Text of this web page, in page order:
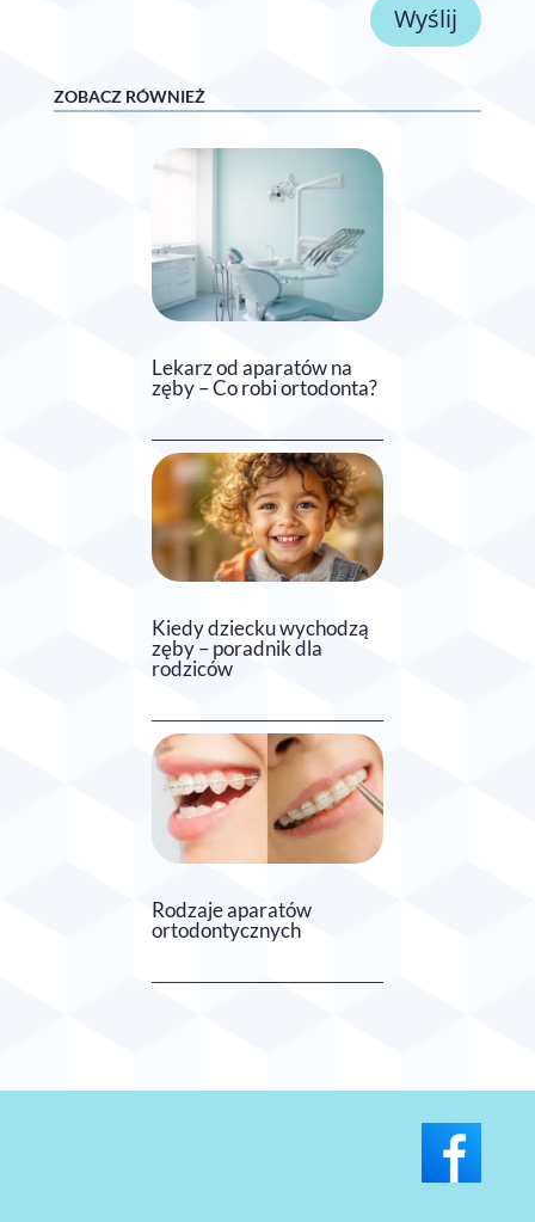
Wyślij
ZOBACZ RÓWNIEŻ
Lekarz od aparatów na
zęby – Co robi ortodonta?
Kiedy dziecku wychodzą
zęby – poradnik dla
rodziców
Rodzaje aparatów
ortodontycznych